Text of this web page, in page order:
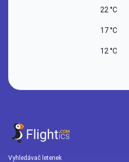
22 °C
17 °C
12 °C
Vyhledávač letenek